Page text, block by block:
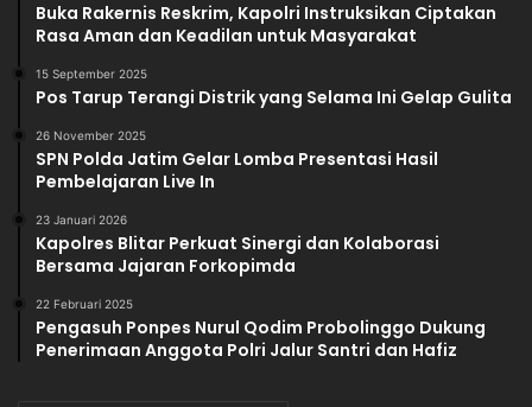
Buka Rakernis Reskrim, Kapolri Instruksikan Ciptakan
Rasa Aman dan Keadilan untuk Masyarakat
15 September 2025
Pos Tarup Terangi Distrik yang Selama Ini Gelap Gulita
26 November 2025
SPN Polda Jatim Gelar Lomba Presentasi Hasil
Pembelajaran Live In
23 Januari 2026
Kapolres Blitar Perkuat Sinergi dan Kolaborasi
Bersama Jajaran Forkopimda
22 Februari 2025
Pengasuh Ponpes Nurul Qodim Probolinggo Dukung
Penerimaan Anggota Polri Jalur Santri dan Hafiz